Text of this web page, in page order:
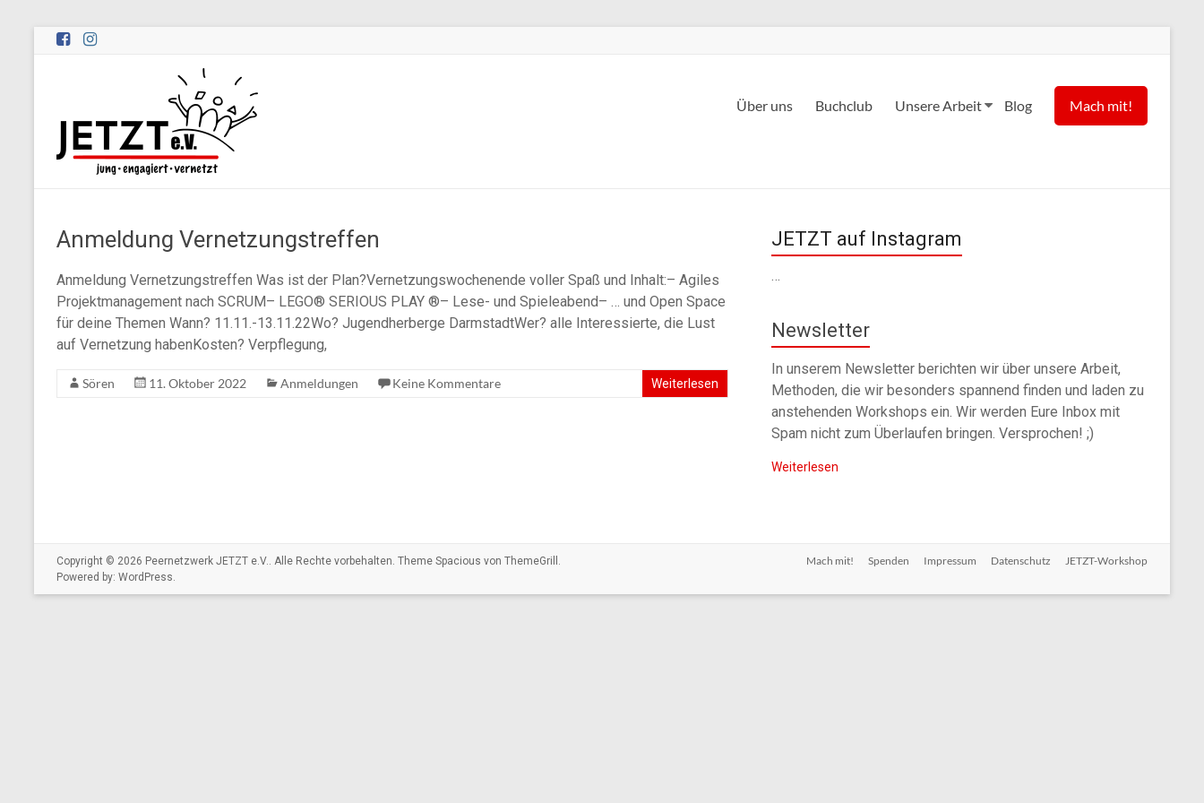
Zum
Peernetzwerk
JETZT
e.V.
–
engagiert,
vernetzt
e.V.
Über uns Buchclub Unsere Arbeit Blog Mach mit!
Anmeldung Vernetzungstreffen
Anmeldung Vernetzungstreffen Was ist der Plan?Vernetzungswochenende voller Spaß und Inhalt:– Agiles
Projektmanagement nach SCRUM– LEGO® SERIOUS PLAY ®– Lese- und Spieleabend– … und Open Space
für deine Themen Wann? 11.11.-13.11.22Wo? Jugendherberge DarmstadtWer? alle Interessierte, die Lust
auf Vernetzung habenKosten? Verpflegung,
Sören 11. Oktober 2022 Anmeldungen Keine Kommentare Weiterlesen
JETZT auf Instagram
…
Newsletter
In unserem Newsletter berichten wir über unsere Arbeit,
Methoden, die wir besonders spannend finden und laden zu
anstehenden Workshops ein. Wir werden Eure Inbox mit
Spam nicht zum Überlaufen bringen. Versprochen! ;)
Weiterlesen
Copyright © 2026 Peernetzwerk JETZT e.V.. Alle Rechte vorbehalten. Theme Spacious von ThemeGrill.
Powered by: WordPress.
Mach mit! Spenden Impressum Datenschutz JETZT-Workshop